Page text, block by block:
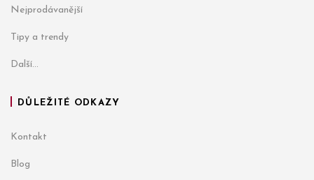
Nejprodávanější
Tipy a trendy
Další...
DŮLEŽITÉ ODKAZY
Kontakt
Blog